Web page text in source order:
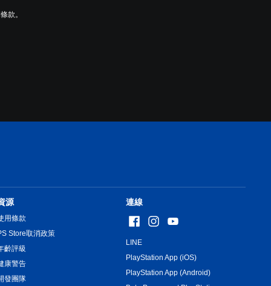
款。
源
用條款
Store取消政策
齡評級
康警告
發團隊
連線
LINE
PlayStation App (iOS)
PlayStation App (Android)